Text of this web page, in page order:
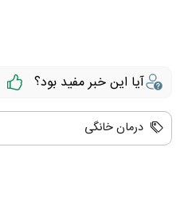
آیا این خبر مفید بود؟
درمان خانگی